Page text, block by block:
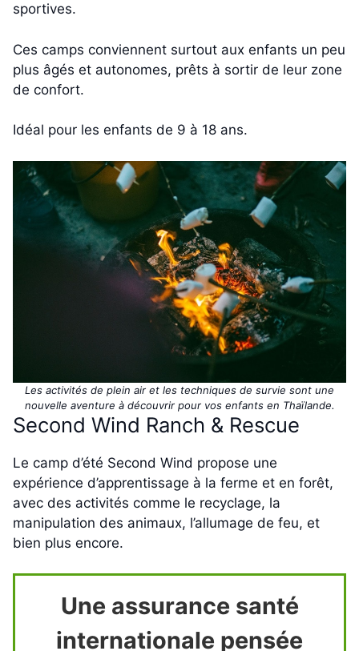
sportives.
Ces camps conviennent surtout aux enfants un peu
plus âgés et autonomes, prêts à sortir de leur zone
de confort.
Idéal pour les enfants de 9 à 18 ans.
Les activités de plein air et les techniques de survie sont une
nouvelle aventure à découvrir pour vos enfants en Thaïlande.
Second Wind Ranch & Rescue
Le camp d’été Second Wind propose une
expérience d’apprentissage à la ferme et en forêt,
avec des activités comme le recyclage, la
manipulation des animaux, l’allumage de feu, et
bien plus encore.
Une assurance santé
internationale pensée